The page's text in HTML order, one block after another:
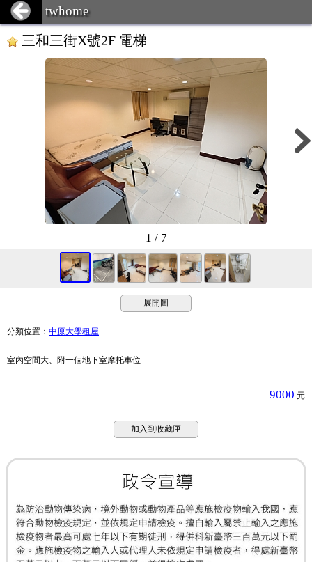
twhome
三和三街X號2F 電梯
1 / 7
展開圖
分類位置 ： 中原大學租屋
室內空間大、附一個地下室摩托車位
9000 元
加入到收藏匣